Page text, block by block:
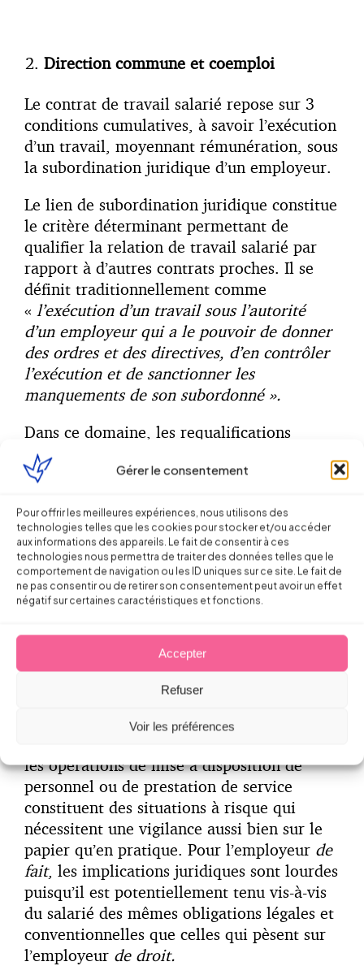
Gérer le consentement
Pour offrir les meilleures expériences, nous utilisons des
technologies telles que les cookies pour stocker et/ou accéder
aux informations des appareils. Le fait de consentir à ces
technologies nous permettra de traiter des données telles que le
comportement de navigation ou les ID uniques sur ce site. Le fait de
ne pas consentir ou de retirer son consentement peut avoir un effet
négatif sur certaines caractéristiques et fonctions.
Accepter
Refuser
Voir les préférences
Direction commune et coemploi
Le contrat de travail salarié repose sur 3
conditions cumulatives, à savoir l’exécution
d’un travail, moyennant rémunération, sous
la subordination juridique d’un employeur.
Le lien de subordination juridique constitue
le critère déterminant permettant de
qualifier la relation de travail salarié par
rapport à d’autres contrats proches. Il se
définit traditionnellement comme
« l’exécution d’un travail sous l’autorité
d’un employeur qui a le pouvoir de donner
des ordres et des directives, d’en contrôler
l’exécution et de sanctionner les
manquements de son subordonné ».
Dans ce domaine, les requalifications
peuvent être nombreuses chaque fois qu’au-
delà de l’intitulé contractuel du contrat
mandat, etc.), le travailleur peut démontrer
qu’il existe en pratique un lien de
subordination juridique, lequel doit dans
certains cas être permanent (cf. C. Trav.,
L8221-6 II).
Egalement, le fait qu’un salarié se retrouve
placé sous l’autorité d’une personne autre
que celle qui est partie au contrat de travail
peut déplacer le lien de subordination
juridique, en fonction de la durée et de
les opérations de mise à disposition de
personnel ou de prestation de service
constituent des situations à risque qui
nécessitent une vigilance aussi bien sur le
papier qu’en pratique. Pour l’employeur de
fait, les implications juridiques sont lourdes
puisqu’il est potentiellement tenu vis-à-vis
du salarié des mêmes obligations légales et
conventionnelles que celles qui pèsent sur
l’employeur de droit.